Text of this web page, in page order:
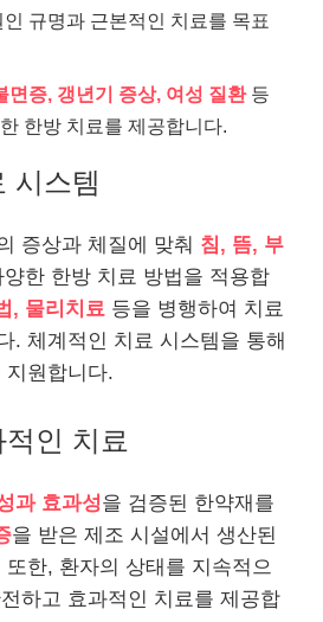
규명과 근본적인 치료를 목표
면증, 갱년기 증상, 여성 질환등
한방 치료를 제공합니다.
시스템
증상과 체질에 맞춰 침, 뜸, 부
한 한방 치료 방법을 적용합
, 물리치료 등을 병행하여 치료
. 체계적인 치료 시스템을 통해
지원합니다.
인 치료
과 효과성을 검증된 한약재를
을 받은 제조 시설에서 생산된
한, 환자의 상태를 지속적으
하고 효과적인 치료를 제공합